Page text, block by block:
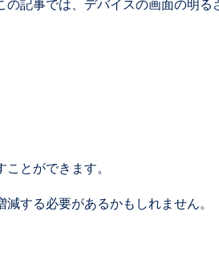
記事では、デバイスの画面の明る
とができます。
する必要があるかもしれません。